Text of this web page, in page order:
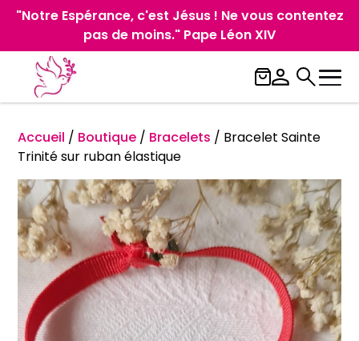
"Notre Espérance, c'est Jésus ! Ne vous contentez
pas de moins." Pape Léon XIV
Accueil / Boutique / Bracelets / Bracelet Sainte
Trinité sur ruban élastique